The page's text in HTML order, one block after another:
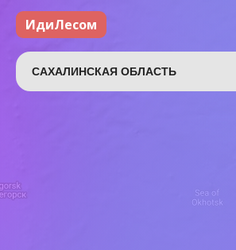
ИдиЛесом
САХАЛИНСКАЯ ОБЛАСТЬ